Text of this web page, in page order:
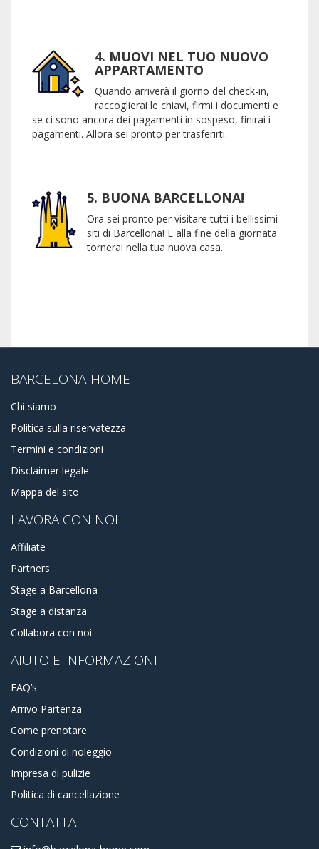
4. MUOVI NEL TUO NUOVO
APPARTAMENTO
Quando arriverà il giorno del check-in,
raccoglierai le chiavi, firmi i documenti e
se ci sono ancora dei pagamenti in sospeso, finirai i
pagamenti. Allora sei pronto per trasferirti.
5. BUONA BARCELLONA!
Ora sei pronto per visitare tutti i bellissimi
siti di Barcellona! E alla fine della giornata
tornerai nella tua nuova casa.
BARCELONA-HOME
Chi siamo
Politica sulla riservatezza
Termini e condizioni
Disclaimer legale
Mappa del sito
LAVORA CON NOI
Affiliate
Partners
Stage a Barcellona
Stage a distanza
Collabora con noi
AIUTO E INFORMAZIONI
FAQ’s
Arrivo Partenza
Come prenotare
Condizioni di noleggio
Impresa di pulizie
Politica di cancellazione
CONTATTA